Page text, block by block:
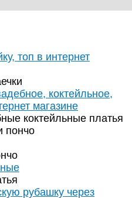
топ в интернет
коктейльное,
магазине
коктейльные платья
пончо
рубашку через